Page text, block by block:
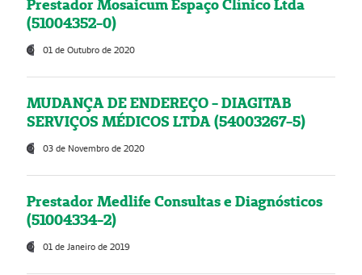
Prestador Mosaicum Espaço Clínico Ltda
(51004352-0)
01 de Outubro de 2020
MUDANÇA DE ENDEREÇO - DIAGITAB
SERVIÇOS MÉDICOS LTDA (54003267-5)
03 de Novembro de 2020
Prestador Medlife Consultas e Diagnósticos
(51004334-2)
01 de Janeiro de 2019